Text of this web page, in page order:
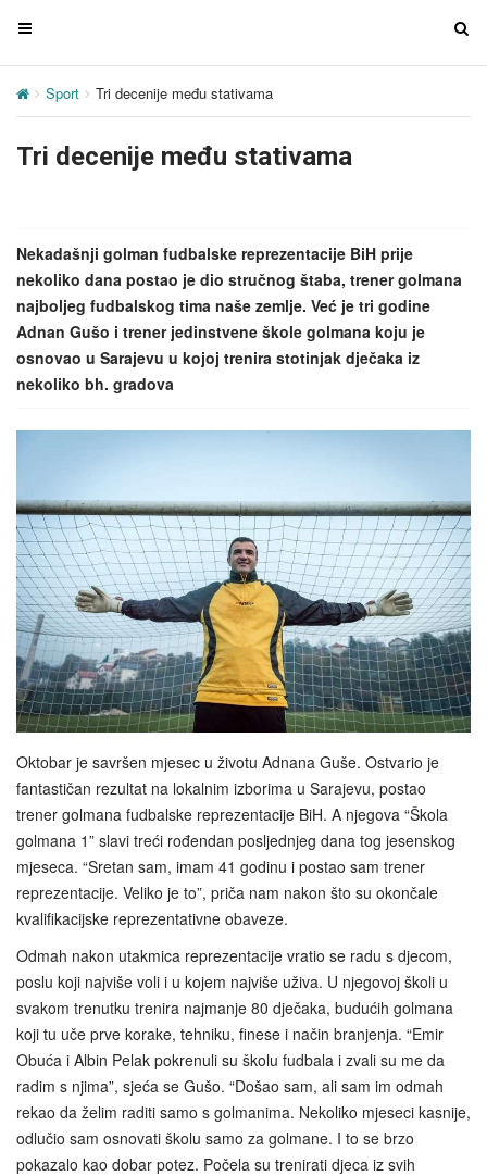
T
g
e
i
g
a
t
i
o
T
g
Sport Tri decenije među stativama
Tri decenije među stativama
Nekadašnji golman fudbalske reprezentacije BiH prije
nekoliko dana postao je dio stručnog štaba, trener golmana
najboljeg fudbalskog tima naše zemlje. Već je tri godine
Adnan Gušo i trener jedinstvene škole golmana koju je
osnovao u Sarajevu u kojoj trenira stotinjak dječaka iz
nekoliko bh. gradova
Oktobar je savršen mjesec u životu Adnana Guše. Ostvario je
fantastičan rezultat na lokalnim izborima u Sarajevu, postao
trener golmana fudbalske reprezentacije BiH. A njegova “Škola
golmana 1” slavi treći rođendan posljednjeg dana tog jesenskog
mjeseca. “Sretan sam, imam 41 godinu i postao sam trener
reprezentacije. Veliko je to”, priča nam nakon što su okončale
kvalifikacijske reprezentativne obaveze.
Odmah nakon utakmica reprezentacije vratio se radu s djecom,
poslu koji najviše voli i u kojem najviše uživa. U njegovoj školi u
svakom trenutku trenira najmanje 80 dječaka, budućih golmana
koji tu uče prve korake, tehniku, finese i način branjenja. “Emir
Obuća i Albin Pelak pokrenuli su školu fudbala i zvali su me da
radim s njima”, sjeća se Gušo. “Došao sam, ali sam im odmah
rekao da želim raditi samo s golmanima. Nekoliko mjeseci kasnije,
odlučio sam osnovati školu samo za golmane. I to se brzo
pokazalo kao dobar potez. Počela su trenirati djeca iz svih